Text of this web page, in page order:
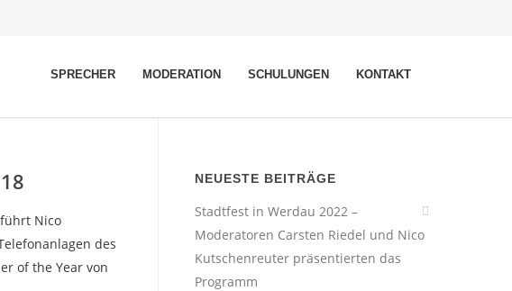
SPRECHER MODERATION SCHULUNGEN KONTAKT
Nico
des
of the Year von
NEUESTE BEITRÄGE
Stadtfest in Werdau 2022 –
Moderatoren Carsten Riedel und Nico
Kutschenreuter präsentierten das
Programm